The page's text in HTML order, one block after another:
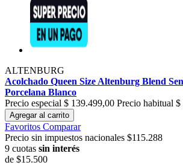
ALTENBURG
Acolchado Queen Size Altenburg Blend
Porcelana Blanco
Precio especial $ 139.499,00 Precio habitual $
Agregar al carrito
Favoritos Comparar
Precio sin impuestos nacionales $115.288
9 cuotas sin interés
de $15.500